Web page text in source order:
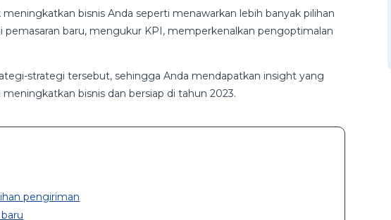
bisnis Anda seperti menawarkan lebih banyak pilihan
baru, mengukur KPI, memperkenalkan pengoptimalan
strategi tersebut, sehingga Anda mendapatkan insight yang
bisnis dan bersiap di tahun 2023.
pengiriman